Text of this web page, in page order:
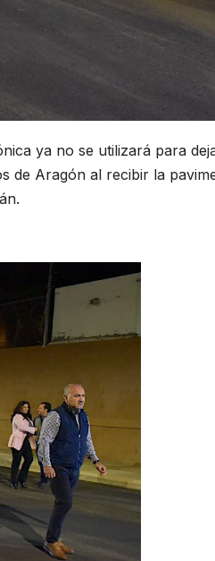
ya no se utilizará para
de Aragón al recibir la